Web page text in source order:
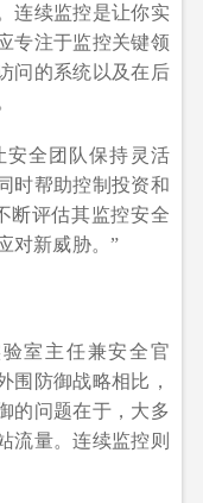
连续监控是让你实
专注于监控关键领
问的系统以及在后
安全团队保持灵活
时帮助控制投资和
断评估其监控安全
对新威胁。”
室主任兼安全官
围防御战略相比，
的问题在于，大多
流量。连续监控则